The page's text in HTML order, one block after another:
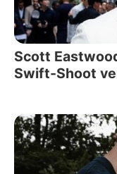
Scott
Swift-Shoot